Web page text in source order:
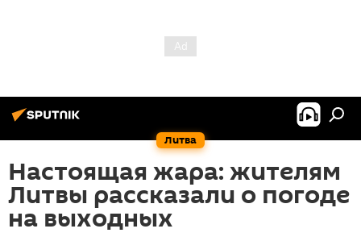
Литва
Настоящая жара: жителям
Литвы рассказали о погоде
на выходных